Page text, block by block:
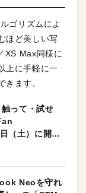
ゴリズムによ
ほど美しい写
XS Max同様に
上に手軽に一
きます。
って・試せ
（土）に開催
Neoを守れ